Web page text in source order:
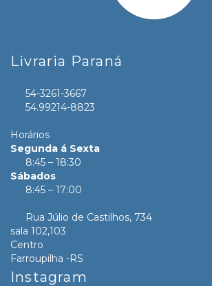
Livraria Paraná
54-3261-3667
54.99214-8823
Horários
Segunda á Sexta
8:45 – 18:30
Sábados
8:45 – 17:00
Rua Júlio de Castilhos, 734
sala 102,103
Centro
Farroupilha -RS
Instagram